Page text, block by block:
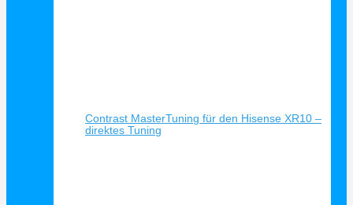
Contrast MasterTuning für den Hisense XR10 –
direktes Tuning